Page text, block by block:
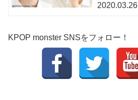
2020.03.26
KPOP monster SNSをフォロー！